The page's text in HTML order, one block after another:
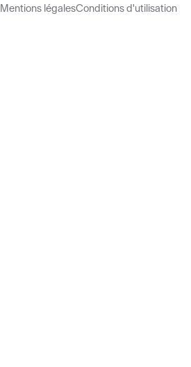
Mentions légalesConditions d'utilisation